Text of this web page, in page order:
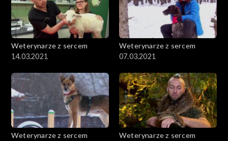
Weterynarze z sercem
14.03.2021
Weterynarze z sercem
07.03.2021
Weterynarze z sercem
Weterynarze z sercem